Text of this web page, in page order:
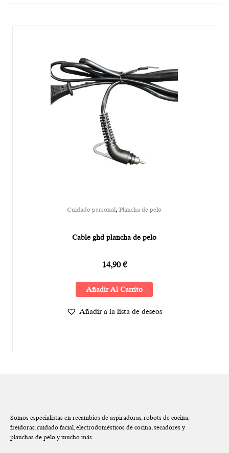
Cuidado personal, Plancha de pelo
Cable ghd plancha de pelo
14,90€
Añadir Al Carrito
Añadir a la lista de deseos
Somos especialistas en recambios de aspiradoras, robots de cocina,
freidoras, cuidado facial, electrodomésticos de cocina, secadores y
planchas de pelo y mucho más.